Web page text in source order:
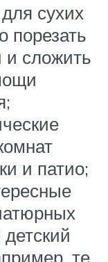
сухих
порезать
и сложить
и патио;
те